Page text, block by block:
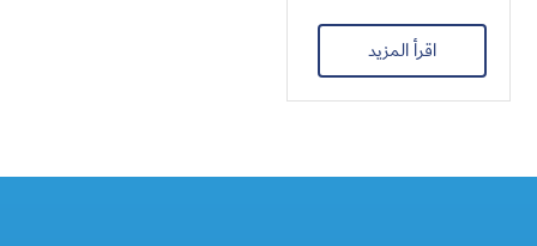
اقرأ المزيد